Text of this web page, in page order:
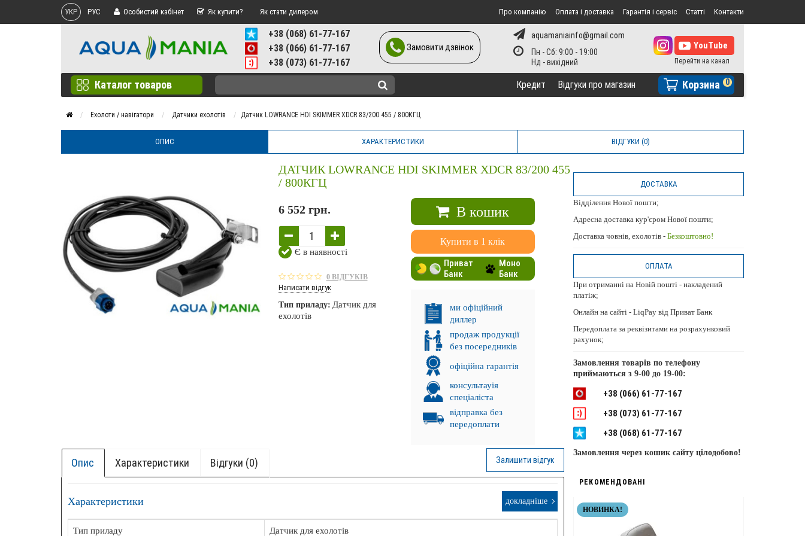
УКР РУС Особистий кабінет Як купити? Як стати дилером Про компанію Оплата і доставка Гарантія і сервіс Статті Контакти
+38 (068) 61-77-167
+38 (066) 61-77-167
+38 (073) 61-77-167
Замовити дзвінок
aquamaniainfo@gmail.com
Пн - Сб: 9:00 - 19:00
Корзина 0
Кредит Відгуки про магазин
Каталог товаров
Ехолоти / навігатори Датчики ехолотів Датчик LOWRANCE HDI SKIMMER XDCR 83/200 455 / 800КГЦ
ОПИС ХАРАКТЕРИСТИКИ ВІДГУКИ (0)
ДАТЧИК LOWRANCE HDI SKIMMER XDCR 83/200 455
/ 800КГЦ
6 552 грн.
Є в наявності
0 ВІДГУКІВ
Написати відгук
Тип приладу: Датчик для
ехолотів
В кошик
Купити в 1 клік
Приват
Банк
Моно
Банк
ми офіційний
диллер
продаж продукції
без посередників
офіційна гарантія
консультауія
спеціаліста
відправка без
передоплати
Залишити відгук
Опис Характеристики Відгуки (0)
Характеристики докладніше
Тип приладу Датчик для ехолотів
ДОСТАВКА
Відділення Нової пошти;
Адресна доставка кур'єром Нової пошти;
Доставка човнів, ехолотів - Безкоштовно!
ОПЛАТА
При отриманні на Новій пошті - накладений
платіж;
Онлайн на сайті - LiqPay від Приват Банк
Передоплата за реквізитами на розрахунковий
рахунок;
Замовлення товарів по телефону
приймаються з 9-00 до 19-00:
+38 (066) 61-77-167
+38 (073) 61-77-167
+38 (068) 61-77-167
Замовлення через кошик сайту цілодобово!
РЕКОМЕНДОВАНІ
НОВИНКА!
НОВИНКА!